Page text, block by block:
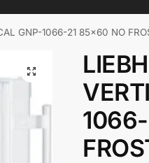
GNP-1066-21 85×60 NO